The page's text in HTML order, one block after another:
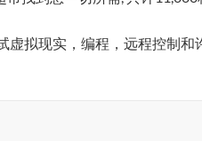
虚拟现实，编程，远程控制